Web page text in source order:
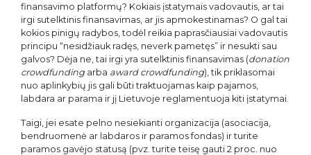
finansavimo platformų? Kokiais įstatymais vadovautis, ar tai
irgi sutelktinis finansavimas, ar jis apmokestinamas? O gal tai
kokios pinigų radybos, todėl reikia paprasčiausiai vadovautis
principu “nesidžiauk radęs, neverk pametęs” ir nesukti sau
galvos? Dėja ne, tai irgi yra sutelktinis finansavimas (donation
crowdfunding arba award crowdfunding), tik priklasomai
nuo aplinkybių jis gali būti traktuojamas kaip pajamos,
labdara ar parama ir jį Lietuvoje reglamentuoja kiti įstatymai.
Taigi, jei esate pelno nesiekianti organizacija (asociacija,
bendruomenė ar labdaros ir paramos fondas) ir turite
paramos gavėjo statusą (pvz. turite teisę gauti 2 proc. nuo